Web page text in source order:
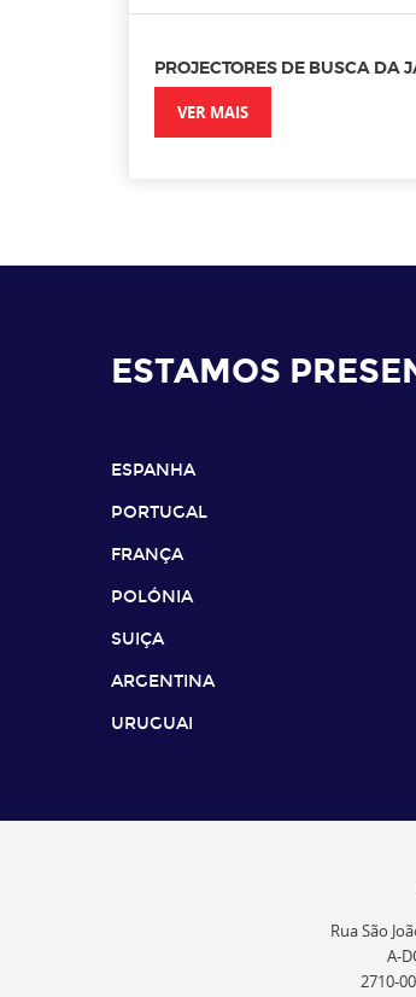
PROJECTORES DE BUSCA DA
VER MAIS
ESTAMOS
ESPANHA
PORTUGAL
FRANÇA
POLÓNIA
SUIÇA
ARGENTINA
URUGUAI
Rua São
A-
2710-